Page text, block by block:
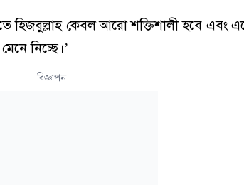
হিজবুল্লাহ কেবল আরো শক্তিশালী হবে এবং
নিচ্ছে।’
বিজ্ঞাপন